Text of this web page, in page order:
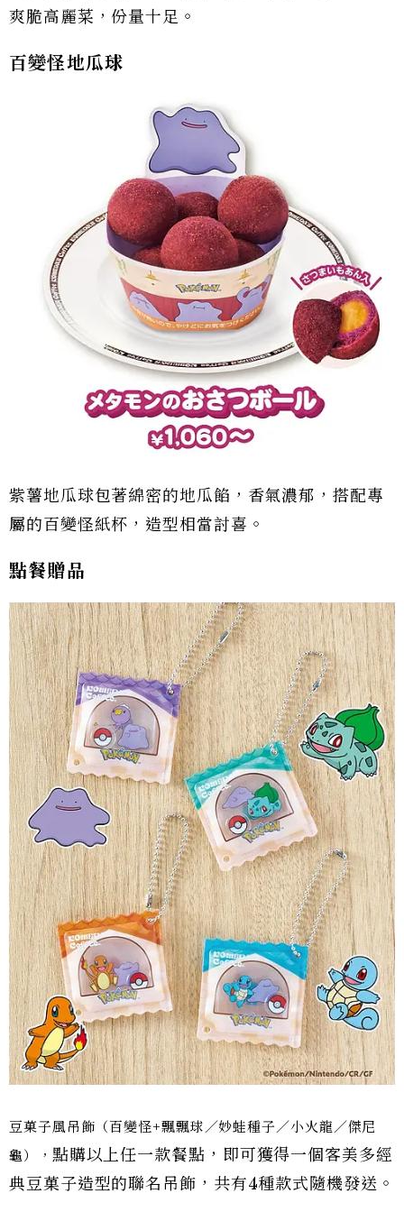
爽脆高麗菜，份量十足。
百變怪地瓜球
紫薯地瓜球包著綿密的地瓜餡，香氣濃郁，搭配專
屬的百變怪紙杯，造型相當討喜。
點餐贈品
豆菓子風吊飾（百變怪+飄飄球／妙蛙種子／小火龍／傑尼
龜）， 點購以上任一款餐點，即可獲得一個客美多經
典豆菓子造型的聯名吊飾，共有4種款式隨機發送。